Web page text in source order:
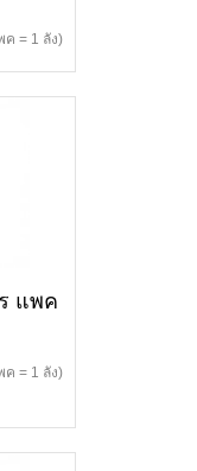
ค = 1 ลัง)
แพค
ค = 1 ลัง)